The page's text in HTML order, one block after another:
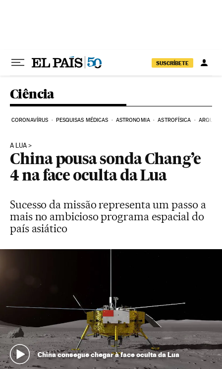
SUSCRÍBETE
Ciência
CORONAVÍRUS PESQUISAS MÉDICAS ASTRONOMIA ASTROFÍSICA
A LUA
China pousa sonda Chang’e
4 na face oculta da Lua
Sucesso da missão representa um passo a
mais no ambicioso programa espacial do
país asiático
China consegue chegar à face oculta da Lua